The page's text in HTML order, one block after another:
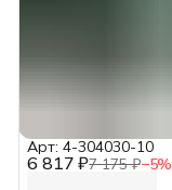
6 817 ₽7 175 ₽−5%
Арт: 4-304030-10